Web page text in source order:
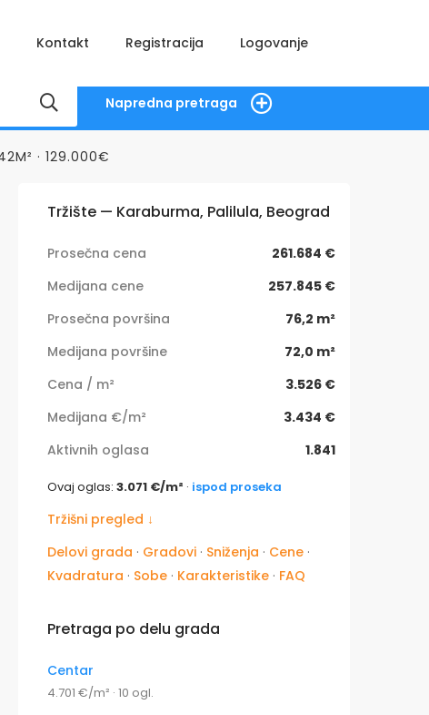
Kontakt Registracija Logovanje
Napredna pretraga
· 129.000€
Tržište — Karaburma, Palilula, Beograd
Prosečna cena
261.684 €
Medijana cene
257.845 €
Prosečna površina
76,2 m²
Medijana površine
72,0 m²
Cena / m²
3.526 €
Medijana €/m²
3.434 €
Aktivnih oglasa
1.841
Ovaj oglas: 3.071 €/m² · ispod proseka
Tržišni pregled ↓
Delovi grada · Gradovi · Sniženja · Cene ·
Kvadratura · Sobe · Karakteristike · FAQ
Pretraga po delu grada
Centar
4.701 €/m² · 10 ogl.